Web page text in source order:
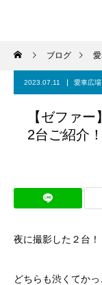
ブログ
2023.07.11 愛車広場
【ゼファ
2台ご紹介！
夜に撮影した２台！
どちらも渋くてか